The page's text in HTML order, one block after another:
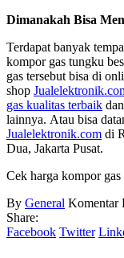
Dimanakah Bisa
Terdapat banyak
kompor gas tungku
gas tersebut bisa di
shop
gas kualitas terbaik
lainnya. Atau bisa
Jualelektronik.com di
Dua, Jakarta Pusat.
Cek harga kompor
By General Komentar
Share:
Facebook Twitter